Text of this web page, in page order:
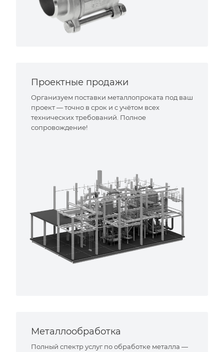
Проектные продажи
Организуем поставки металлопроката под ваш
проект — точно в срок и с учётом всех
технических требований. Полное
сопровождение!
Металлообработка
Полный спектр услуг по обработке металла —